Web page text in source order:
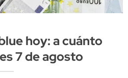
hoy: a cuánto
7 de agosto